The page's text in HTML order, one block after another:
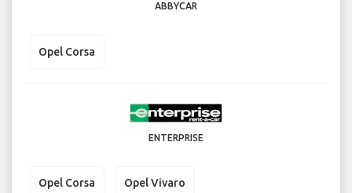
ABBYCAR
Opel Corsa
ENTERPRISE
Opel Corsa Opel Vivaro